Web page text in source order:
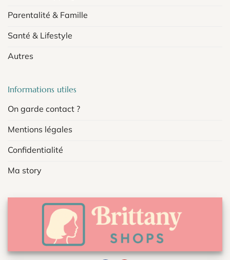
Parentalité & Famille
Santé & Lifestyle
Autres
Informations utiles
On garde contact ?
Mentions légales
Confidentialité
Ma story